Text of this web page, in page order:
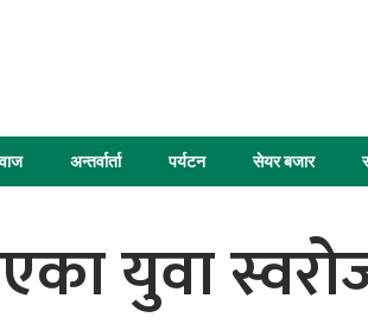
अन्तर्वार्ता पर्यटन सेयर बजार
युवा